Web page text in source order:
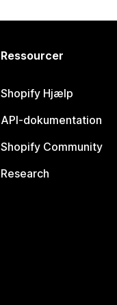
Ressourcer
Shopify Hjælp
API-dokumentation
Shopify Community
Research